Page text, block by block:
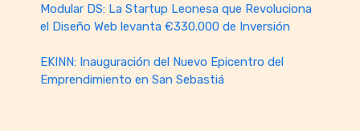
Modular DS: La Startup Leonesa que Revoluciona
el Diseño Web levanta €330.000 de Inversión
EKINN: Inauguración del Nuevo Epicentro del
Emprendimiento en San Sebastiá